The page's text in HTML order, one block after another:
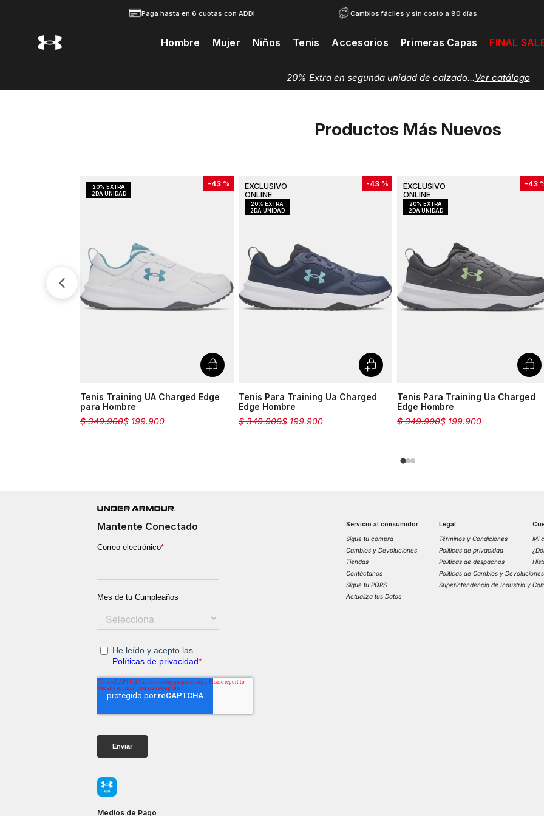
Paga hasta en 6 cuotas con ADDI Cambios fáciles y sin costo a 90 días
Hombre Mujer Niños Tenis Accesorios Primeras Capas FINAL
20% Extra en segunda unidad de calzado...Ver catálogo
Productos Más Nuevos
-43 %
Tenis Training UA Charged Edge
para Hombre
$ 199.900
$ 349.900
-43 %
Tenis Para Training Ua Charged
Edge Hombre
$ 199.900
$ 349.900
-43
Tenis Para Training Ua Charged
Edge Hombre
$ 199.900
$ 349.900
Mantente Conectado
Medios de Pago
Servicio al consumidor
Sigue tu compra
Cambios y Devoluciones
Tiendas
Contáctanos
Sigue tu PQRS
Actualiza tus Datos
Legal
Términos y Condiciones
Políticas de privacidad
Políticas de despachos
Políticas de Cambios y Devoluciones
Superintendencia de Industria y
Mi